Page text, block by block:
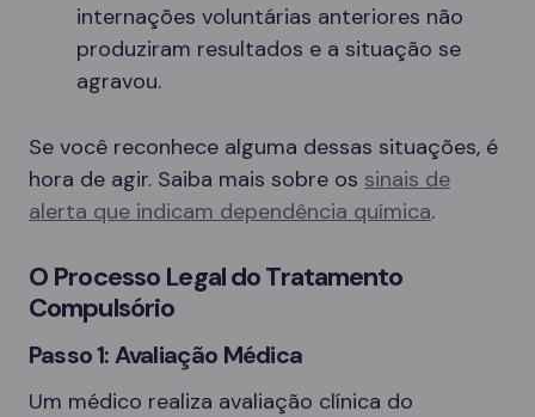
internações voluntárias anteriores não
produziram resultados e a situação se
agravou.
Se você reconhece alguma dessas situações, é
hora de agir. Saiba mais sobre os sinais de
alerta que indicam dependência química.
O Processo Legal do Tratamento
Compulsório
Passo 1: Avaliação Médica
Um médico realiza avaliação clínica do